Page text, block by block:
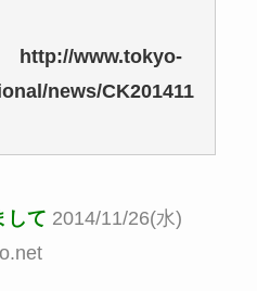
http://www.tokyo-
news/CK201411
して 2014/11/26(水)